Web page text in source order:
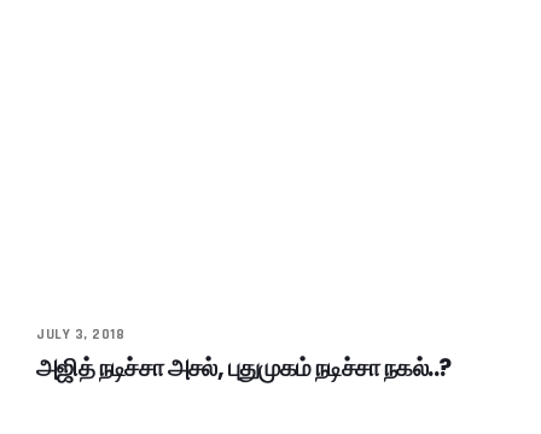
JULY 3, 2018
அஜித் நடிச்சா அசல், புதுமுகம் நடிச்சா நகல்..?